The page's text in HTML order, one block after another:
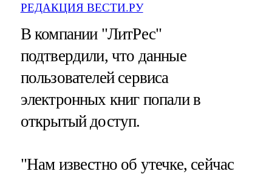
РЕДАКЦИЯ ВЕСТИ.РУ
В компании "ЛитРес"
подтвердили, что данные
пользователей сервиса
электронных книг попали в
открытый доступ.
"Нам известно об утечке, сейчас